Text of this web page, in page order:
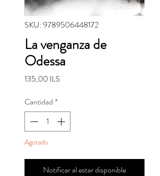
SKU: 9789506448172
La venganza de
Odessa
135,00 ILS
Cantidad *
Agotado
Notificar al estar disponible